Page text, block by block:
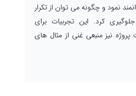
نمود و چگونه می توان از تکرار
کرد. این تجربیات برای
نیز منبعی غنی از مثال های